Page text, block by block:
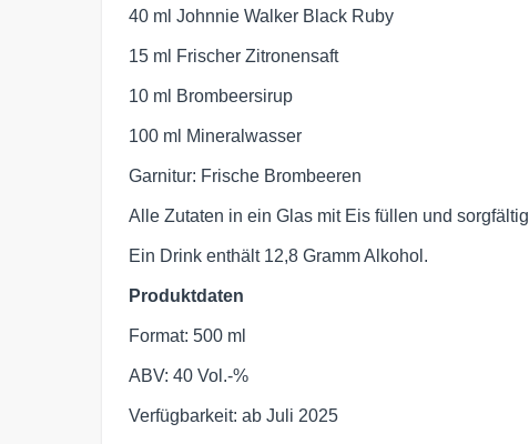
40 ml Johnnie Walker Black Ruby
15 ml Frischer Zitronensaft
10 ml Brombeersirup
100 ml Mineralwasser
Garnitur: Frische Brombeeren
Alle Zutaten in ein Glas mit Eis füllen und
Ein Drink enthält 12,8 Gramm Alkohol.
Produktdaten
Format: 500 ml
ABV: 40 Vol.-%
Verfügbarkeit: ab Juli 2025